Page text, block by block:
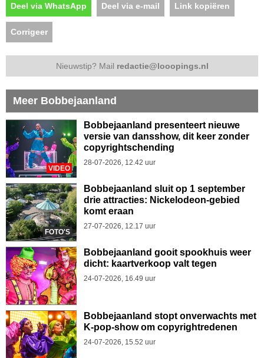
Deel via WhatsApp Deel via e-mail Link kopiëren
Corrigeer
Nieuwstip? Mail redactie@looopings.nl
Meer Bobbejaanland
VIDEO
Bobbejaanland presenteert nieuwe
versie van dansshow, dit keer zonder
copyrightschending
28-07-2026, 12.42 uur
FOTO'S
Bobbejaanland sluit op 1 september
drie attracties: Nickelodeon-gebied
komt eraan
27-07-2026, 12.17 uur
Bobbejaanland gooit spookhuis weer
dicht: kaartverkoop valt tegen
24-07-2026, 16.49 uur
Bobbejaanland stopt onverwachts met
K-pop-show om copyrightredenen
24-07-2026, 15.52 uur